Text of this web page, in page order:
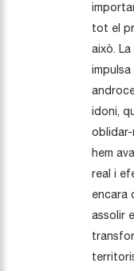
tot el
això.
idoni,
oblidar-
hem
real i
encara
assolir